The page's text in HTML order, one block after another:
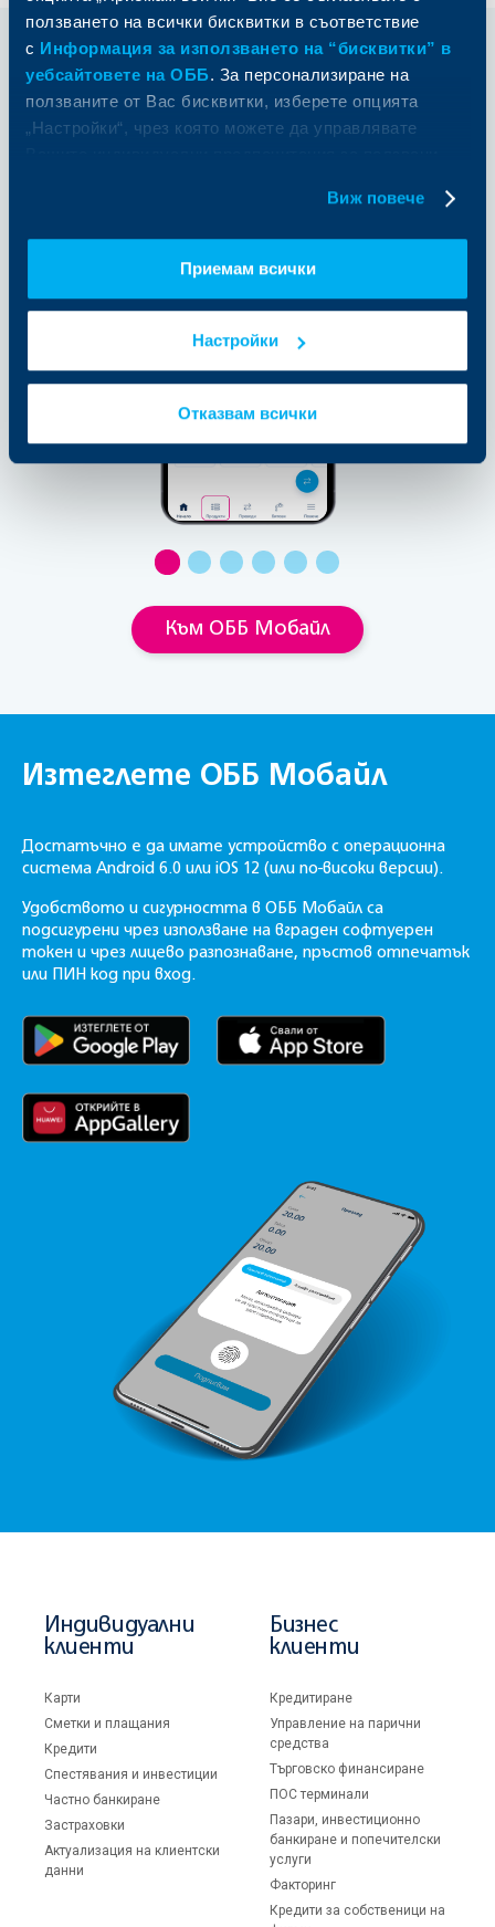
ползването на всички бисквитки в съответствие
с Информация за използването на “бисквитки” в
уебсайтовете на ОББ. За персонализиране на
ползваните от Вас бисквитки, изберете опцията
„Настройки“, чрез която можете да управлявате
Виж повече
Приемам всички
Настройки
Отказвам всички
Как да активирам Apple Pay?
01 Влезте в ОББ Мобайл, меню Продукти
Към ОББ Мобайл
Изтеглете ОББ Мобайл
Достатъчно е да имате устройство с операционна
система Android 6.0 или iOS 12 (или по-високи версии).
Удобството и сигурността в ОББ Мобайл са
подсигурени чрез използване на вграден софтуерен
токен и чрез лицево разпознаване, пръстов отпечатък
или ПИН код при вход.
Индивидуални
клиенти
Карти
Сметки и плащания
Кредити
Спестявания и инвестиции
Частно банкиране
Застраховки
Актуализация на клиентски
данни
Бизнес
клиенти
Кредитиране
Управление на парични
средства
Търговско финансиране
ПОС терминали
Пазари, инвестиционно
банкиране и попечителски
услуги
Факторинг
Кредити за собственици на